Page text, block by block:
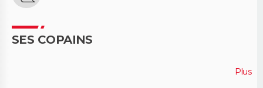
SES COPAINS
Plus